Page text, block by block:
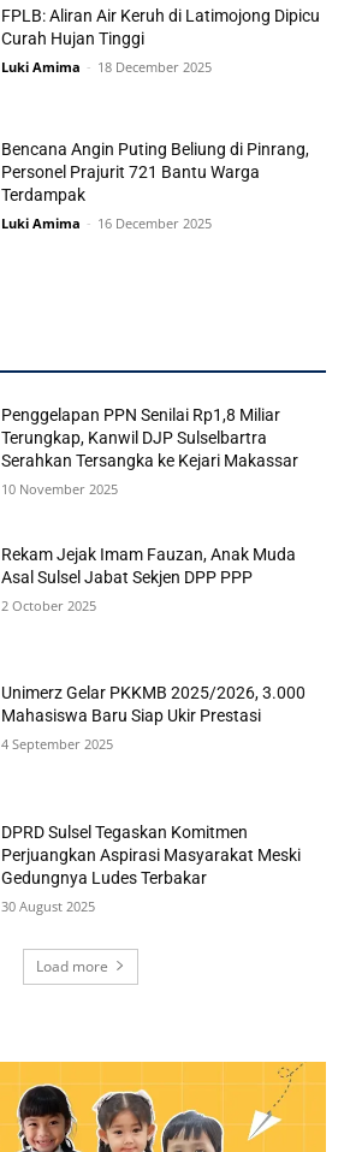
FPLB: Aliran Air Keruh di Latimojong Dipicu
Curah Hujan Tinggi
Luki Amima - 18 December 2025
Bencana Angin Puting Beliung di Pinrang,
Personel Prajurit 721 Bantu Warga
Terdampak
Luki Amima - 16 December 2025
Penggelapan PPN Senilai Rp1,8 Miliar
Terungkap, Kanwil DJP Sulselbartra
Serahkan Tersangka ke Kejari Makassar
10 November 2025
Rekam Jejak Imam Fauzan, Anak Muda
Asal Sulsel Jabat Sekjen DPP PPP
2 October 2025
Unimerz Gelar PKKMB 2025/2026, 3.000
Mahasiswa Baru Siap Ukir Prestasi
4 September 2025
DPRD Sulsel Tegaskan Komitmen
Perjuangkan Aspirasi Masyarakat Meski
Gedungnya Ludes Terbakar
30 August 2025
Load more